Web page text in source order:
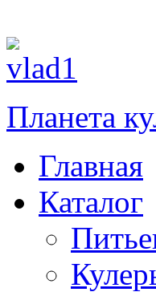
Планета
Главная
Каталог